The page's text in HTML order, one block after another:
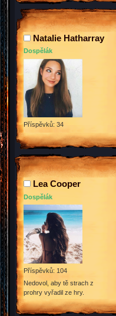
Natalie Hatharray
Dospělák
Příspěvků: 34
Lea Cooper
Dospělák
Příspěvků: 104
Nedovol, aby tě strach z
prohry vyřadil ze hry.